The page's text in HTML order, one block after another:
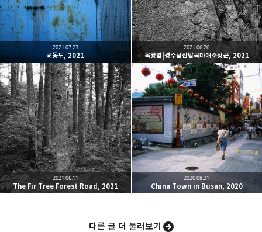
구독하기
밴드 네이버 블로그 Pocket
교동도, 2021
2021.07.23
옥룡암|경주남산탑곡마애조상군, 2021
2021.06.26
The Fir Tree Forest Road, 2021
2021.06.11
China Town in Busan, 2020
2020.08.21
다른 글 더 둘러보기